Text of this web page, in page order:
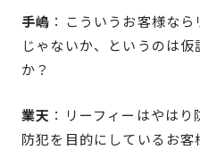
手嶋 ：こういうお客様な
じゃないか、というのは
か？
業天 ：リーフィーはやはり
防犯を目的にしているお